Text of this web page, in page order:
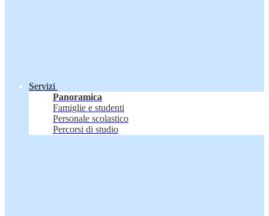
Servizi
Panoramica
Famiglie e studenti
Personale scolastico
Percorsi di studio